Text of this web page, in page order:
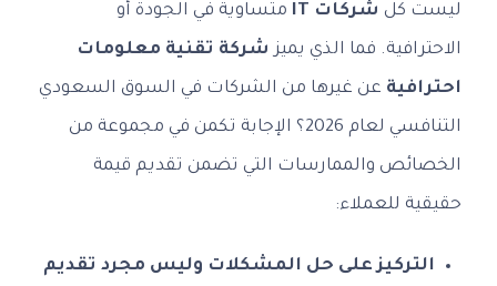
ليست كل شركات IT متساوية في الجودة أو
الاحترافية. فما الذي يميز شركة تقنية معلومات
احترافية عن غيرها من الشركات في السوق السعودي
التنافسي لعام 2026؟ الإجابة تكمن في مجموعة من
الخصائص والممارسات التي تضمن تقديم قيمة
حقيقية للعملاء:
التركيز على حل المشكلات وليس مجرد تقديم